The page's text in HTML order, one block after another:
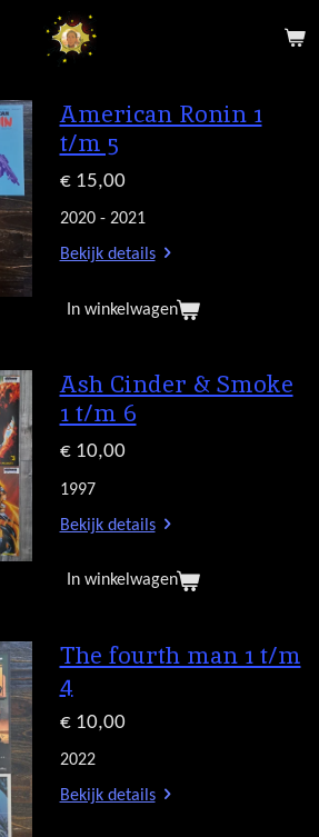
American Ronin 1
t/m 5
€ 15,00
2020 - 2021
Bekijk details
In winkelwagen
Ash Cinder & Smoke
1 t/m 6
€ 10,00
1997
Bekijk details
In winkelwagen
The fourth man 1 t/m
4
€ 10,00
2022
Bekijk details